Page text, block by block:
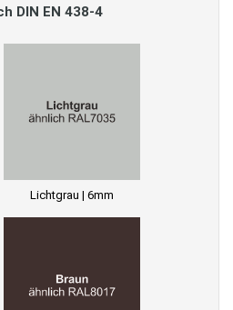
DIN EN 438-4
Lichtgrau | 6mm